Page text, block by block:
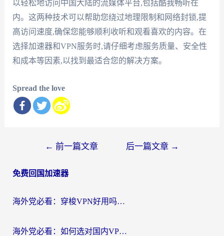
以轻松地访问中国大陆的流媒体平台,包括酷我畅听在
内。这两种技术可以帮助您绕过地理限制和网络封锁,提
高访问速度,确保您能够顺利收听和观看喜欢的内容。在
选择加速器和VPN服务时,请仔细考虑服务质量、安全性
和成本等因素,以找到最适合您的解决方案。
Spread the love
导
← 前一篇文章 后一篇文章 →
免费回国加速器
海外党必看：穿梭VPN好用吗？和云帆VPN对比哪个回国效果更好？附真实测评+避坑指南
海外党必看：如何选对国内VPN，实现无缝访问国内资源？